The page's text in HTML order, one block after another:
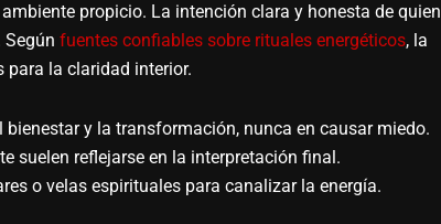
propicio. La intención clara y honesta de quien
fuentes confiables sobre rituales energéticos, la
para la claridad interior.
y la transformación, nunca en causar miedo.
suelen reflejarse en la interpretación final.
o velas espirituales para canalizar la energía.